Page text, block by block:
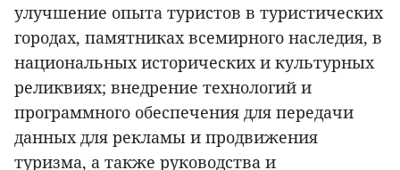
улучшение опыта туристов в туристических
городах, памятниках всемирного наследия, в
национальных исторических и культурных
реликвиях; внедрение технологий и
программного обеспечения для передачи
данных для рекламы и продвижения
туризма, а также руководства и